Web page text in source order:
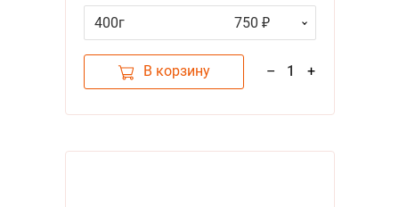
при острой или хронической
болезни почек
400г 750 ₽
В корзину – 1 +